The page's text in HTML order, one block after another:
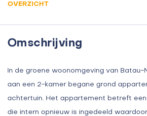
OVERZICHT
Omschrijving
In de groene woonomgeving van Batau-
aan een 2-kamer begane grond
achtertuin. Het appartement betreft
die intern opnieuw is ingedeeld